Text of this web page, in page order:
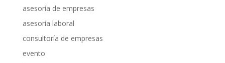
asesoría de empresas
asesoría laboral
consultoría de empresas
evento